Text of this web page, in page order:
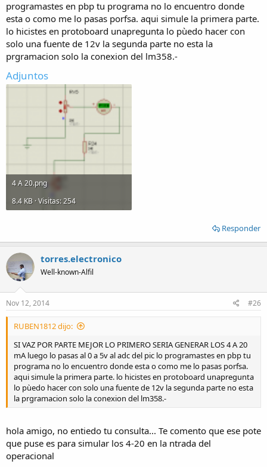
programastes en pbp tu programa no lo encuentro donde
esta o como me lo pasas porfsa. aqui simule la primera parte.
lo hicistes en protoboard unapregunta lo pùedo hacer con
solo una fuente de 12v la segunda parte no esta la
prgramacion solo la conexion del lm358.-
Adjuntos
4 A 20.png
8.4 KB · Visitas: 254
Responder
torres.electronico
Well-known-Alfil
Nov 12, 2014 #26
RUBEN1812 dijo:
SI VAZ POR PARTE MEJOR LO PRIMERO SERIA GENERAR LOS 4 A 20
mA luego lo pasas al 0 a 5v al adc del pic lo programastes en pbp tu
programa no lo encuentro donde esta o como me lo pasas porfsa.
aqui simule la primera parte. lo hicistes en protoboard unapregunta
lo pùedo hacer con solo una fuente de 12v la segunda parte no esta
la prgramacion solo la conexion del lm358.-
hola amigo, no entiedo tu consulta... Te comento que ese pote
que puse es para simular los 4-20 en la ntrada del
operacional